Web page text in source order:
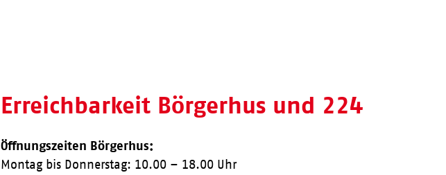
Erreichbarkeit Börgerhus und 224
Öffnungszeiten Börgerhus:
Montag bis Donnerstag: 10.00 – 18.00 Uhr